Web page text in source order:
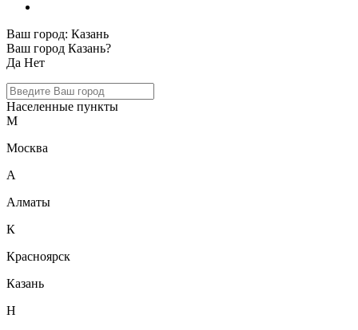
Ваш город: Казань
Ваш город Казань?
Да Нет
Населенные пункты
М
Москва
А
Алматы
К
Красноярск
Казань
Н